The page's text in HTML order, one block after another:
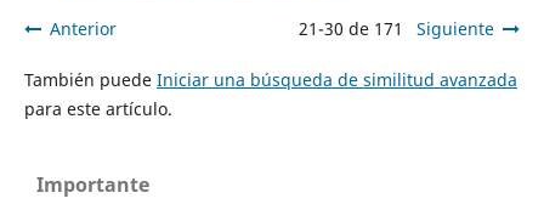
Anterior 21-30 de 171 Siguiente
También puede Iniciar una búsqueda de similitud avanzada
para este artículo.
Importante